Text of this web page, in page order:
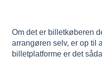
Om det er billetkøberen
arrangøren selv, er op til
billetplatforme er det